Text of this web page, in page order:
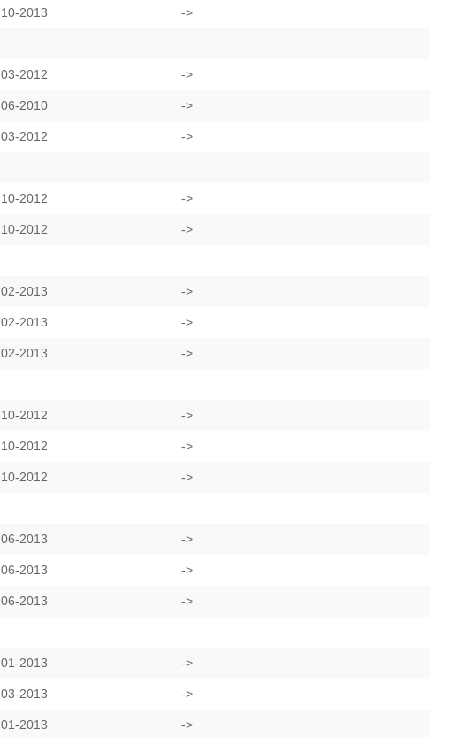
10-2013 ->
03-2012 ->
06-2010 ->
03-2012 ->
10-2012 ->
10-2012 ->
02-2013 ->
02-2013 ->
02-2013 ->
10-2012 ->
10-2012 ->
10-2012 ->
06-2013 ->
06-2013 ->
06-2013 ->
01-2013 ->
03-2013 ->
01-2013 ->